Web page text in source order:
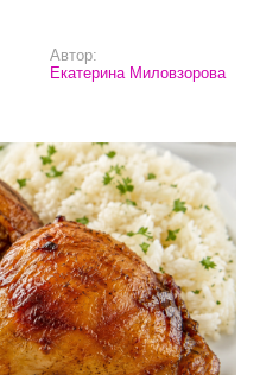
Автор:
Екатерина Миловзорова